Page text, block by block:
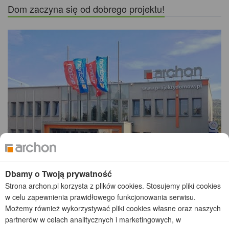
Gratulujemy Państwu podjęcia decyzji o rozpoczęciu budowy
wymarzonego domu. Ogromnie się cieszymy, że zdecydowali się
Państwo odwiedzić naszą stronę w poszukiwaniu projektu domu,
który spełni oczekiwania całej rodziny.
Poznaj powody - dlaczego warto wybrać projekt domu ARCHON+
Dom zaczyna się od dobrego projektu!
Dbamy o Twoją prywatność
Strona archon.pl korzysta z plików cookies. Stosujemy pliki cookies
w celu zapewnienia prawidłowego funkcjonowania serwisu.
Możemy również wykorzystywać pliki cookies własne oraz naszych
partnerów w celach analitycznych i marketingowych, w